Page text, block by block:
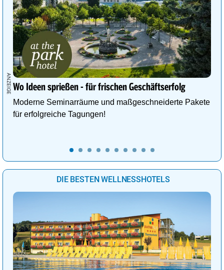
Wo Ideen sprießen - für frischen Geschäftserfolg
Moderne Seminarräume und maßgeschneiderte Pakete
für erfolgreiche Tagungen!
DIE BESTEN WELLNESSHOTELS